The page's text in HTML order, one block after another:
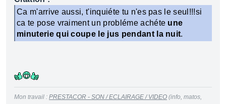
Ca m'arrive aussi, t'inquiéte tu n'es pas le seul!!!si
ca te pose vraiment un probléme achéte une
minuterie qui coupe le jus pendant la nuit.
Mon travail : PRESTACOR - SON / ECLAIRAGE / VIDEO (info, matos,